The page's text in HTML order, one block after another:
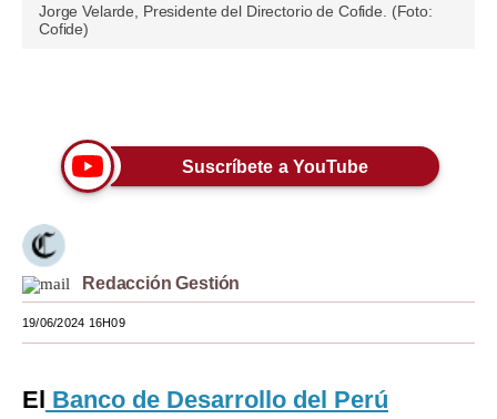
Plus G
Pregunta de hoy
Tendencias
Lujo
Viajes
Estilos
Jorge Velarde, Presidente del Directorio de Cofide. (Foto:
Cofide)
Suscríbete a YouTube
Redacción Gestión
19/06/2024 16H09
El Banco de Desarrollo del Perú